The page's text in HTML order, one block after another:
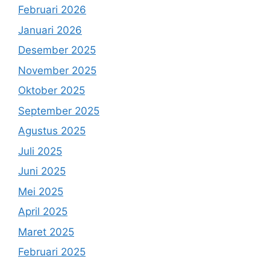
Februari 2026
Januari 2026
Desember 2025
November 2025
Oktober 2025
September 2025
Agustus 2025
Juli 2025
Juni 2025
Mei 2025
April 2025
Maret 2025
Februari 2025